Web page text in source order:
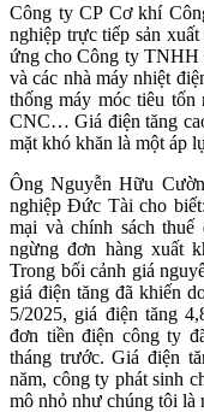
Công ty CP Cơ khí
nghiệp trực tiếp sản
ứng cho Công ty TNHH
và các nhà máy nhiệt
thống máy móc tiêu tốn
CNC… Giá điện tăng
mặt khó khăn là một áp
Ông Nguyễn Hữu
nghiệp Đức Tài cho
mại và chính sách thuế
ngừng đơn hàng xuất
Trong bối cảnh giá
giá điện tăng đã khiến
5/2025, giá điện tăng
đơn tiền điện công ty
tháng trước. Giá điện
năm, công ty phát sinh
mô nhỏ như chúng tôi là